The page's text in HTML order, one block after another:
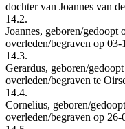
dochter van Joannes van
14.2.
Joannes, geboren/gedoopt
overleden/begraven op
14.3.
Gerardus, geboren/
overleden/begraven te
14.4.
Cornelius, geboren/
overleden/begraven op